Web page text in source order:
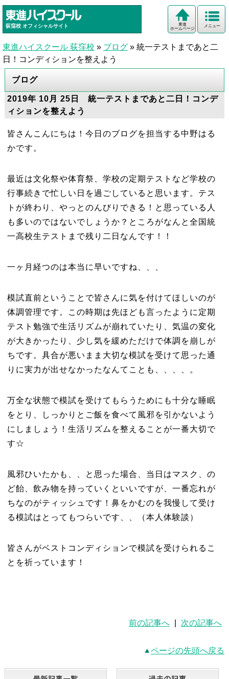
荻窪校 オフィシャルサイト メニュー
東進
ホームページ
東進ハイスクール 荻窪校 » ブログ » 統一テストまであと二
日！コンディションを整えよう
ブログ
2019年 10月 25日 統一テストまであと二日！コンデ
ィションを整えよう
皆さんこんにちは！今日のブログを担当する中野はる
かです。
最近は文化祭や体育祭、学校の定期テストなど学校の
行事続きで忙しい日を過ごしていると思います。テス
トが終わり、やっとのんびりできる！と思っている人
も多いのではないでしょうか？ところがなんと全国統
一高校生テストまで残り二日なんです！！
一ヶ月経つのは本当に早いですね、、、
模試直前ということで皆さんに気を付けてほしいのが
体調管理です。この時期は先ほども言ったように定期
テスト勉強で生活リズムが崩れていたり、気温の変化
が大きかったり、少し気を緩めただけで体調を崩しが
ちです。具合が悪いまま大切な模試を受けて思った通
りに実力が出せなかったなんてことも、、、、。
万全な状態で模試を受けてもらうためにも十分な睡眠
をとり、しっかりとご飯を食べて風邪を引かないよう
にしましょう！生活リズムを整えることが一番大切で
す☆
風邪ひいたかも、、と思った場合、当日はマスク、の
ど飴、飲み物を持っていくといいですが、一番忘れが
ちなのがティッシュです！鼻をかむのを我慢して受け
る模試はとってもつらいです、、（本人体験談）
皆さんがベストコンディションで模試を受けられるこ
とを祈っています！
前の記事へ 次の記事へ
ページの先頭へ戻る
最新記事一覧